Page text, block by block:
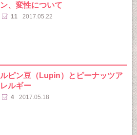
ン、変性について
11 2017.05.22
ルピン豆（Lupin）とピーナッツア
レルギー
4 2017.05.18